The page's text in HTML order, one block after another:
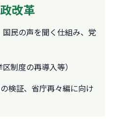
改革
民の声を聞く仕組み、党
制度の再導入等）
検証、省庁再々編に向け